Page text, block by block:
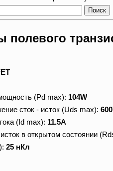
(Pd max): 104W
сток - исток (Uds max):
(Id max): 11.5A
в открытом состоянии
25 нКл